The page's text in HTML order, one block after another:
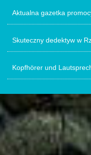
Aktualna gazetka
Skuteczny dedektyw w
Kopfhörer und